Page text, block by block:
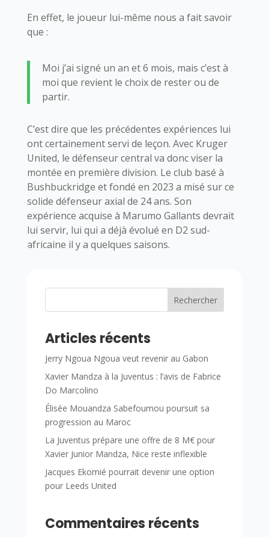
En effet, le joueur lui-même nous a fait savoir
que :
Moi j’ai signé un an et 6 mois, mais c’est à
moi que revient le choix de rester ou de
partir.
C’est dire que les précédentes expériences lui
ont certainement servi de leçon. Avec Kruger
United, le défenseur central va donc viser la
montée en première division. Le club basé à
Bushbuckridge et fondé en 2023 a misé sur ce
solide défenseur axial de 24 ans. Son
expérience acquise à Marumo Gallants devrait
lui servir, lui qui a déjà évolué en D2 sud-
africaine il y a quelques saisons.
Rechercher
Articles récents
Jerry Ngoua Ngoua veut revenir au Gabon
Xavier Mandza à la Juventus : l’avis de Fabrice
Do Marcolino
Élisée Mouandza Sabefoumou poursuit sa
progression au Maroc
La Juventus prépare une offre de 8 M€ pour
Xavier Junior Mandza, Nice reste inflexible
Jacques Ekomié pourrait devenir une option
pour Leeds United
Commentaires récents